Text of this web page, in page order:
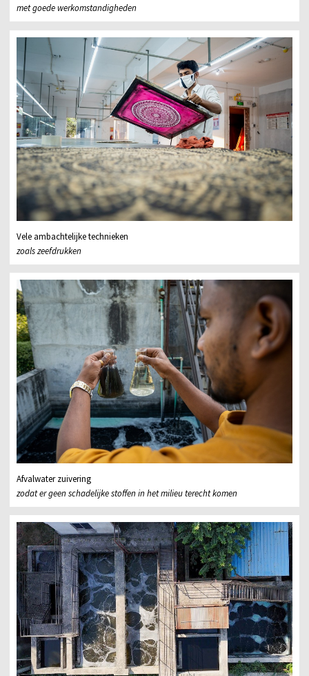
met goede werkomstandigheden
Vele ambachtelijke technieken
zoals zeefdrukken
Afvalwater zuivering
zodat er geen schadelijke stoffen in het milieu terecht komen